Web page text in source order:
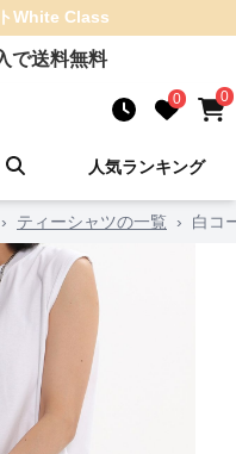
White Class
で送料無料
0 0
人気ランキング
› ティーシャツの一覧 › 白コ